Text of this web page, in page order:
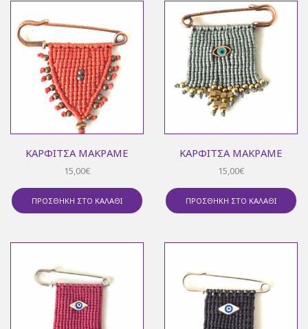
ΚΑΡΦΊΤΣΑ ΜΑΚΡΑΜΈ
15,00€
ΠΡΟΣΘΉΚΗ ΣΤΟ ΚΑΛΆΘΙ
ΚΑΡΦΊΤΣΑ ΜΑΚΡΑΜΈ
15,00€
ΠΡΟΣΘΉΚΗ ΣΤΟ ΚΑΛΆΘΙ